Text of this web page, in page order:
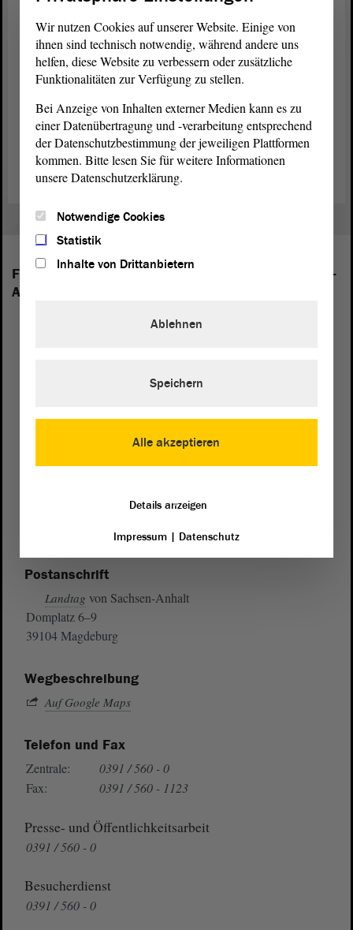
Im dritten großen Fragen-und-Antworten-Komplex ging es um die
Ausweitung der Instrumente direkter Demokratie , beispielsweise
Bürgerbegehren und Volksentscheid. Hier wurden die Fürs und
Widers diskutiert, ebenso die vielen Möglichkeiten, die den
Bürgerinnen und Bürgern auf der Basis des Grundgesetzes geboten
seien, sich politisch im Kleinen wie im Großen einzubringen. Daran
schloss sich das Thema Mitbestimmen durchFöderalismusan, am
Ende konnten sich auch die Gäste mit ihren Fragen und Anliegen zu
Wort melden.
Folgende Fraktionen sind im Landtag von Sachsen-
Anhalt vertreten:
Postanschrift
Landtag von Sachsen-Anhalt
Domplatz 6–9
39104 Magdeburg
Wegbeschreibung
Auf Google Maps
Telefon und Fax
Zentrale:
0391 / 560 - 0
Fax:
0391 / 560 - 1123
Presse- und Öffentlichkeitsarbeit
0391 / 560 - 0
Besucherdienst
0391 / 560 - 0
Wir nutzen Cookies auf unserer Website. Einige von
ihnen sind technisch notwendig, während andere uns
helfen, diese Website zu verbessern oder zusätzliche
Funktionalitäten zur Verfügung zu stellen.
Bei Anzeige von Inhalten externer Medien kann es zu
einer Datenübertragung und -verarbeitung entsprechend
der Datenschutzbestimmung der jeweiligen Plattformen
kommen. Bitte lesen Sie für weitere Informationen
unsere Datenschutzerklärung.
Notwendige Cookies
Statistik
Inhalte von Drittanbietern
Alle akzeptieren
Ablehnen
Speichern
Details anzeigen
Impressum| Datenschutz